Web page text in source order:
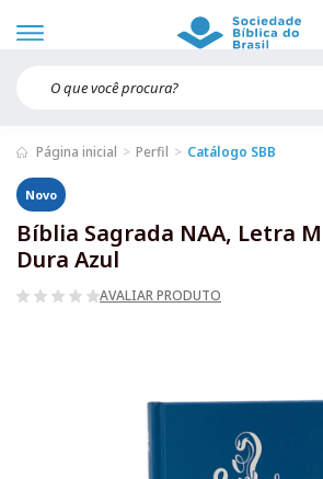
Página inicial Perfil Catálogo SBB
Novo
Bíblia Sagrada NAA, Letra
Dura Azul
AVALIAR PRODUTO